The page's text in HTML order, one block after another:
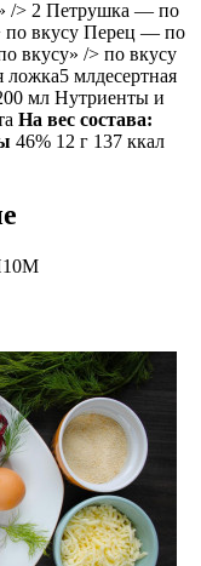
/> 2 Петрушка — по
по вкусу Перец — по
вкусу» /> по вкусу
млдесертная
мл Нутриенты и
На вес состава:
46% 12 г 137 ккал